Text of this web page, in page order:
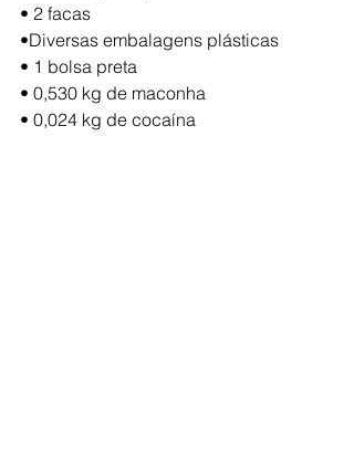
• 2 facas
•Diversas embalagens plásticas
• 1 bolsa preta
• 0,530 kg de maconha
• 0,024 kg de cocaína